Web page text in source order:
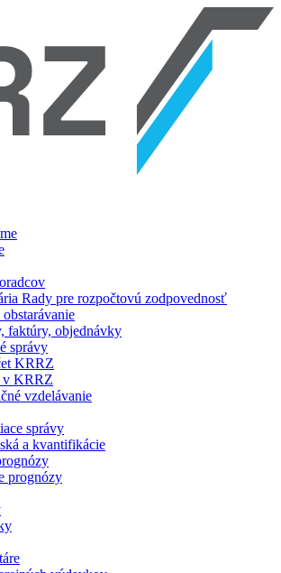
Rady pre rozpočtovú zodpovednosť
faktúry, objednávky
správy
KRRZ
v KRRZ
vzdelávanie
správy
a kvantifikácie
prognózy